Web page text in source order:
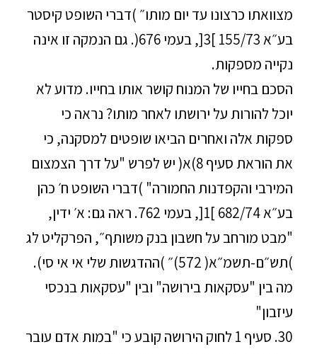
מצוואתו כרצונו עד יום מותו״ )דברי השופט קיסטר
בע״א 155/73 ]3[, בעמי 676(. גם הנמקה זו אינה
נקייה מספקות.
הסכם בחייו של המנוח קושר אותו בחייו. מדוע לא
יוכל להורות על ירושתו לאחר מותו? נראה כי
ספקות אלה ואחרים הביאו שופטים למסקנה, כי
את הוראת סעיף 8)א( יש לפרש "על דרך הצמצום
המירבי והקפדנות החמורה" )דברי השופט ח׳ כהן
בע״א 682/74 ]1[, בעמי 762. ראה גם: א׳ ידין,
"מבט מורחב על חשבון בנק משותף״, הפרקליט לג
)תש״ם-תשמ״א( 572)״ )ההדגשות שלי אי אי סי).
מה בין "עסקאות בירושה" ובין "עסקאות בנכסי
עיזבון"
30. סעיף 1 לחוק הירושה קובע כי "במות אדם עובר